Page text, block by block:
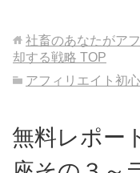
社畜のあなたがア
却する戦略 TOP
アフィリエイト初
無料レポー